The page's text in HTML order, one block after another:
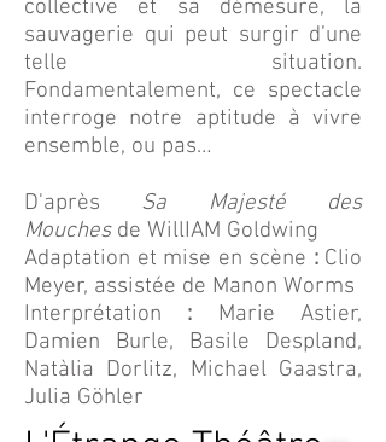
collective et sa démesure, la
sauvagerie qui peut surgir d’une
telle situation.
Fondamentalement, ce spectacle
interroge notre aptitude à vivre
ensemble, ou pas…
D'après Sa Majesté des
Mouches de WillIAM Goldwing
Adaptation et mise en scène :Clio
Meyer, assistée de Manon Worms
Interprétation : Marie Astier,
Damien Burle, Basile Despland,
Natàlia Dorlitz, Michael Gaastra,
Julia Göhler